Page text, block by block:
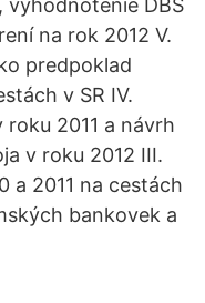
vyhodnotenie DBS
na rok 2012 V.
predpoklad
v SR IV.
roku 2011 a návrh
v roku 2012 III.
a 2011 na cestách
bankovek a